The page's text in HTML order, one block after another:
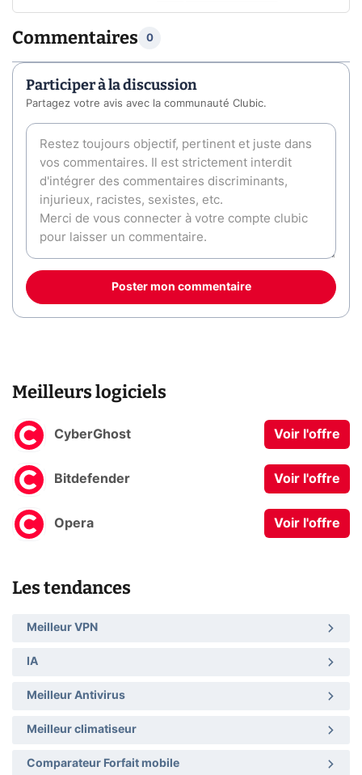
Commentaires 0
Participer à la discussion
Partagez votre avis avec la communauté Clubic.
Poster mon commentaire
Meilleurs logiciels
CyberGhost Voir l'offre
Bitdefender Voir l'offre
Opera Voir l'offre
Les tendances
Meilleur VPN
IA
Meilleur Antivirus
Meilleur climatiseur
Comparateur Forfait mobile